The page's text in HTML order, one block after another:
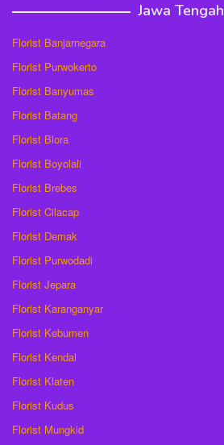
Jawa Tengah
Florist Banjarnegara
Florist Purwokerto
Florist Banyumas
Florist Batang
Florist Blora
Florist Boyolali
Florist Brebes
Florist Cilacap
Florist Demak
Florist Purwodadi
Florist Jepara
Florist Karanganyar
Florist Kebumen
Florist Kendal
Florist Klaten
Florist Kudus
Florist Mungkid